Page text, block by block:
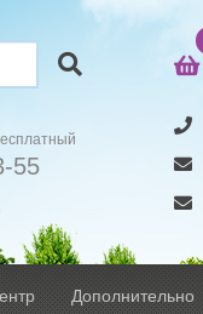
55
Дополнительно